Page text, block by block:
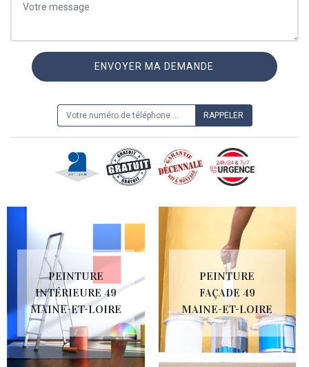
PEINTURE
INTÉRIEURE 49
MAINE-ET-LOIRE
PEINTURE
FAÇADE 49
MAINE-ET-LOIRE